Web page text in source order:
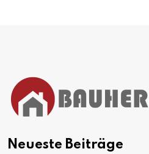
Neueste Beiträge